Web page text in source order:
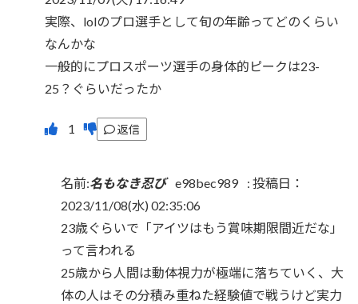
実際、lolのプロ選手として旬の年齢ってどのくらい
なんかな
一般的にプロスポーツ選手の身体的ピークは23-
25？ぐらいだったか
返信
名前:名もなき忍び e98bec989 : 投稿日：
2023/11/08(水) 02:35:06
23歳ぐらいで「アイツはもう賞味期限間近だな」
って言われる
25歳から人間は動体視力が極端に落ちていく、大
体の人はその分積み重ねた経験値で戦うけど実力